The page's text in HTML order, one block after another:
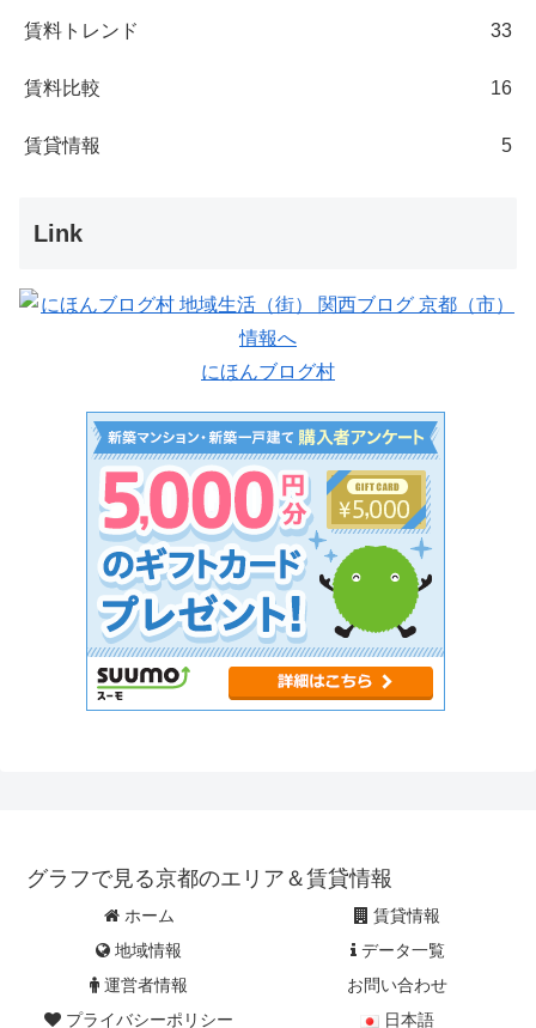
賃料トレンド 33
賃料比較 16
賃貸情報 5
Link
にほんブログ村
グラフで見る京都のエリア＆賃貸情報
ホーム
賃貸情報
地域情報
データ一覧
運営者情報
お問い合わせ
プライバシーポリシー
日本語